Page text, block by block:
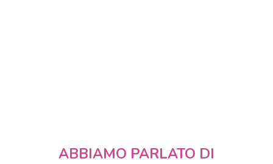
ABBIAMO PARLATO DI